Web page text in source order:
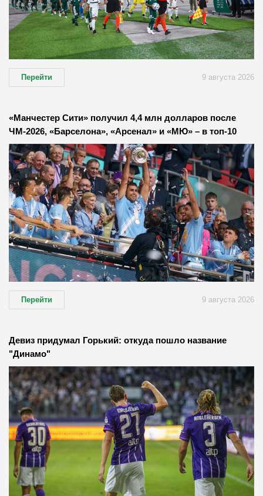
Перейти 9 августа 2026
«Манчестер Сити» получил 4,4 млн долларов после
ЧМ-2026, «Барселона», «Арсенал» и «МЮ» – в топ-10
Перейти 9 августа 2026
Девиз придумал Горький: откуда пошло название
"Динамо"